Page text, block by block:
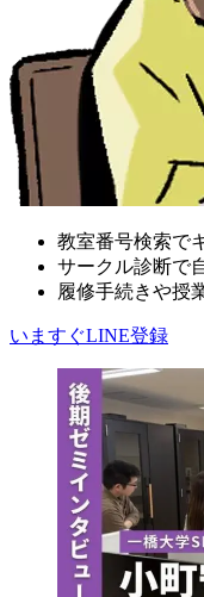
教室番号検索で
サークル診断で
履修手続きや授
いますぐLINE登録